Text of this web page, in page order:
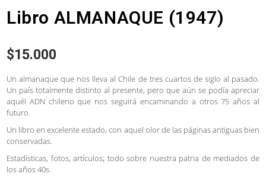
Libro ALMANAQUE (1947)
$15.000
Un almanaque que nos lleva al Chile de tres cuartos de siglo al pasado.
Un país totalmente distinto al presente, pero que aún se podía apreciar
aquél ADN chileno que nos seguirá encaminando a otros 75 años al
futuro.
Un libro en excelente estado, con aquel olor de las páginas antiguas bien
conservadas.
Estadísticas, fotos, artículos; todo sobre nuestra patria de mediados de
los años 40s.